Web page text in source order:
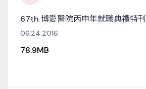
67th 博愛醫院丙申年就職典禮特刊
06.24.2016
78.9MB